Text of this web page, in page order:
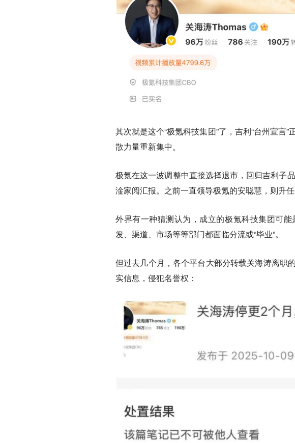
其次就是这个“极氪科技集团”了，吉利“台州宣言
散力量重新集中。
极氪在这一波调整中直接选择退市，回归吉利子
淦家阅汇报。之前一直领导极氪的安聪慧，则升任
外界有一种猜测认为，成立的极氪科技集团可
发、渠道、市场等等部门都面临分流或“毕业”。
但过去几个月，各个平台大部分转载关海涛离职
实信息，侵犯名誉权：